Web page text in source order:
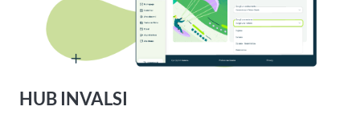
HUB INVALSI